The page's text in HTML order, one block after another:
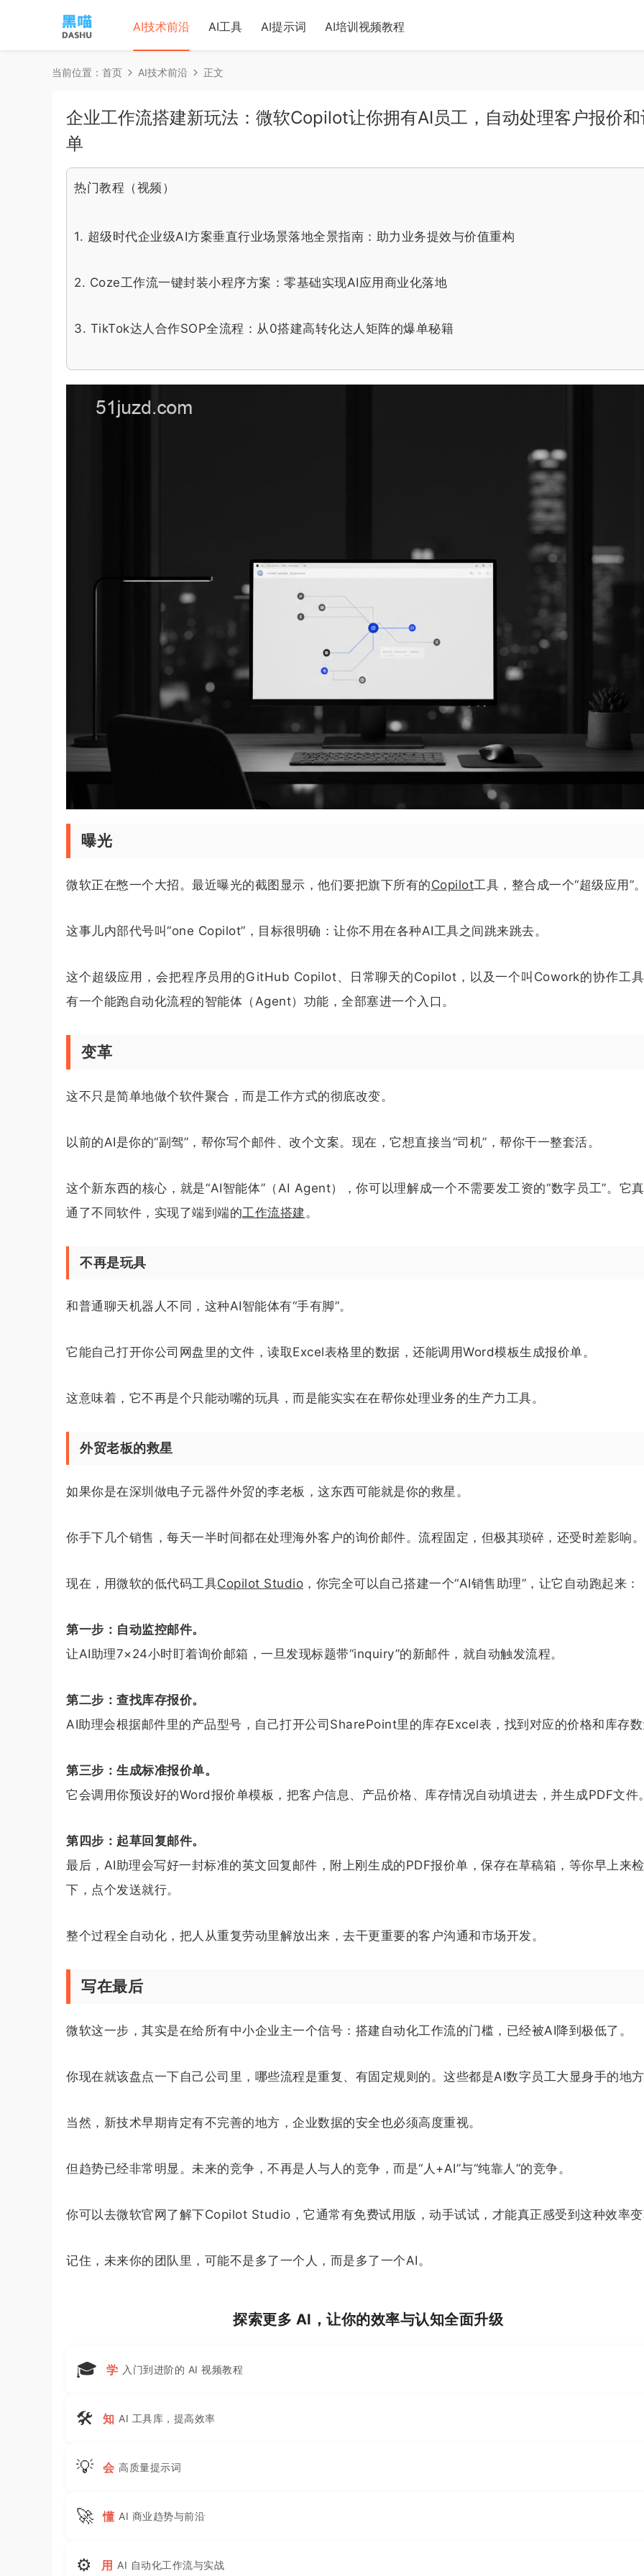
AI技术前沿 AI工具 AI提示词 AI培训视频教程
当前位置： 首页 AI技术前沿 正文
企业工作流搭建新玩法：微软Copilot让你拥有AI员工，自动处理客户报价
单
热门教程（视频）
1. 超级时代企业级AI方案垂直行业场景落地全景指南：助力业务提效与价值重构
2. Coze工作流一键封装小程序方案：零基础实现AI应用商业化落地
3. TikTok达人合作SOP全流程：从0搭建高转化达人矩阵的爆单秘籍
曝光
微软正在憋一个大招。最近曝光的截图显示，他们要把旗下所有的Copilot工具，整合成一个“超级应用”
这事儿内部代号叫“one Copilot”，目标很明确：让你不用在各种AI工具之间跳来跳去。
这个超级应用，会把程序员用的GitHub Copilot、日常聊天的Copilot，以及一个叫Cowork的协作工
有一个能跑自动化流程的智能体（Agent）功能，全部塞进一个入口。
变革
这不只是简单地做个软件聚合，而是工作方式的彻底改变。
以前的AI是你的“副驾”，帮你写个邮件、改个文案。现在，它想直接当“司机”，帮你干一整套活。
这个新东西的核心，就是“AI智能体”（AI Agent），你可以理解成一个不需要发工资的“数字员工”。它
通了不同软件，实现了端到端的工作流搭建 。
不再是玩具
和普通聊天机器人不同，这种AI智能体有“手有脚”。
它能自己打开你公司网盘里的文件，读取Excel表格里的数据，还能调用Word模板生成报价单。
这意味着，它不再是个只能动嘴的玩具，而是能实实在在帮你处理业务的生产力工具。
外贸老板的救星
如果你是在深圳做电子元器件外贸的李老板，这东西可能就是你的救星。
你手下几个销售，每天一半时间都在处理海外客户的询价邮件。流程固定，但极其琐碎，还受时差影响。
现在，用微软的低代码工具Copilot Studio ，你完全可以自己搭建一个“AI销售助理”，让它自动跑起来：
第一步：自动监控邮件。
让AI助理7×24小时盯着询价邮箱，一旦发现标题带“inquiry”的新邮件，就自动触发流程。
第二步：查找库存报价。
AI助理会根据邮件里的产品型号，自己打开公司SharePoint里的库存Excel表，找到对应的价格和库存
第三步：生成标准报价单。
它会调用你预设好的Word报价单模板，把客户信息、产品价格、库存情况自动填进去，并生成PDF文件
第四步：起草回复邮件。
最后，AI助理会写好一封标准的英文回复邮件，附上刚生成的PDF报价单，保存在草稿箱，等你早上来
下，点个发送就行。
整个过程全自动化，把人从重复劳动里解放出来，去干更重要的客户沟通和市场开发。
写在最后
微软这一步，其实是在给所有中小企业主一个信号：搭建自动化工作流的门槛，已经被AI降到极低了。
你现在就该盘点一下自己公司里，哪些流程是重复、有固定规则的。这些都是AI数字员工大显身手的地
当然，新技术早期肯定有不完善的地方，企业数据的安全也必须高度重视。
但趋势已经非常明显。未来的竞争，不再是人与人的竞争，而是“人+AI”与“纯靠人”的竞争。
你可以去微软官网了解下Copilot Studio，它通常有免费试用版，动手试试，才能真正感受到这种效率
记住，未来你的团队里，可能不是多了一个人，而是多了一个AI。
探索更多 AI，让你的效率与认知全面升级
🎓 学 入门到进阶的 AI 视频教程
🛠 知 AI 工具库，提高效率
💡 会 高质量提示词
🚀 懂 AI 商业趋势与前沿
⚙ 用 AI 自动化工作流与实战